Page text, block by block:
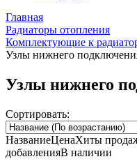
Главная
Радиаторы отопления
Комплектующие к
Узлы нижнего
Узлы нижнего
Сортировать:
НазваниеЦенаХиты
добавленияВ наличии